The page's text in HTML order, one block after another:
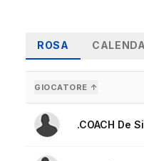
ROSA
GIOCATORE ↑
.COACH De